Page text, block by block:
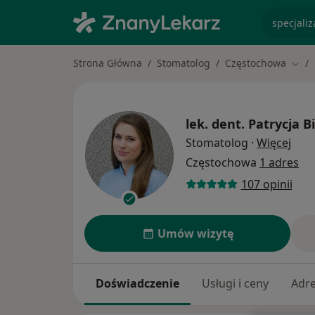
Strona Główna Stomatolog Częstochowa
lek. dent. Patrycja
Stomatolog · Więcej
Częstochowa 1 adres
107 opinii
Umów wizytę
Doświadczenie Usługi i ceny